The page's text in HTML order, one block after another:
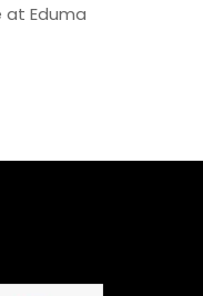
at Eduma